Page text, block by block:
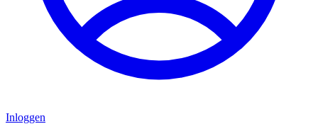
Inloggen